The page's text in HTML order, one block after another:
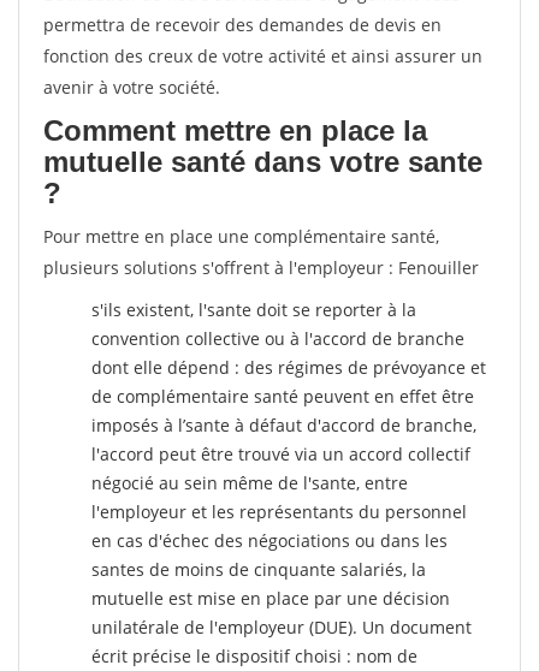
permettra de recevoir des demandes de devis en
fonction des creux de votre activité et ainsi assurer un
avenir à votre société.
Comment mettre en place la
mutuelle santé dans votre sante
?
Pour mettre en place une complémentaire santé,
plusieurs solutions s'offrent à l'employeur : Fenouiller
s'ils existent, l'sante doit se reporter à la
convention collective ou à l'accord de branche
dont elle dépend : des régimes de prévoyance et
de complémentaire santé peuvent en effet être
imposés à l’sante à défaut d'accord de branche,
l'accord peut être trouvé via un accord collectif
négocié au sein même de l'sante, entre
l'employeur et les représentants du personnel
en cas d'échec des négociations ou dans les
santes de moins de cinquante salariés, la
mutuelle est mise en place par une décision
unilatérale de l'employeur (DUE). Un document
écrit précise le dispositif choisi : nom de